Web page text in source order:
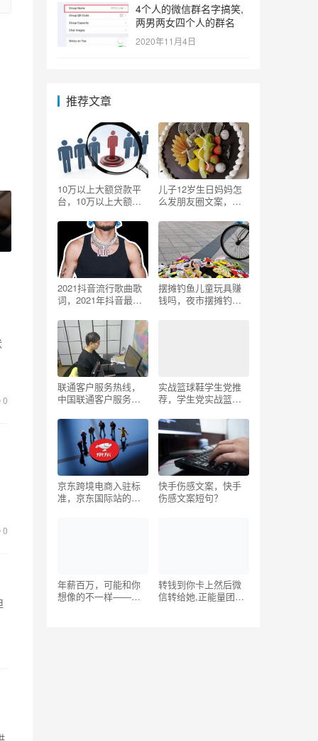
0
0
4个人的微信群名字搞笑,
两男两女四个人的群名
2020年11月4日
推荐文章
10万以上大额贷款平
台，10万以上大额贷
儿子12岁生日妈妈怎
么发朋友圈文案，儿
发朋友圈文案简短？
2021抖音流行歌曲歌
词，2021年抖音最流
摆摊钓鱼儿童玩具赚
钱吗，夜市摆摊钓鱼
联通客户服务热线，
中国联通客户服务热
实战篮球鞋学生党推
荐，学生党实战篮球
京东跨境电商入驻标
准，京东国际站的入
快手伤感文案，快手
伤感文案短句？
年薪百万，可能和你
想像的不一样——科
转钱到你卡上然后微
信转给她,正能量团队